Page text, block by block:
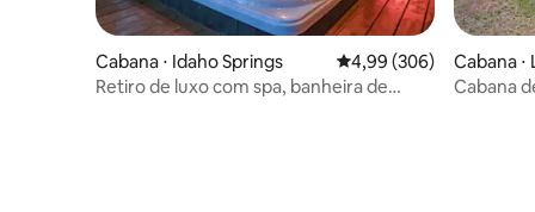
Cabana ⋅ Idaho Springs 4,99 de uma avaliação
4,99 (306)
Retiro de luxo com spa, banheira de
Cabana ⋅
Cabana